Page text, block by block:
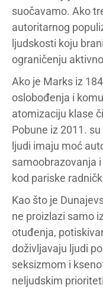
suočavamo. Ako
autoritarnog
ljudskosti koju
ograničenju
Ako je Marks iz
oslobođenja i
atomizaciju klase
Pobune iz 2011.
ljudi imaju moć
samoobrazovanja
kod pariske
Kao što je
ne proizlazi samo
otuđenja,
doživljavaju ljudi
seksizmom i
neljudskim